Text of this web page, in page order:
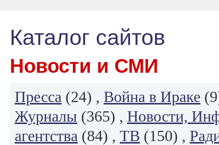
Каталог сайтов
Новости и СМИ
Пресса (24) , Война в Ираке
Журналы (365) , Новости,
агентства (84) , ТВ (150) ,